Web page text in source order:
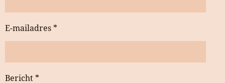
E-mailadres *
Bericht *